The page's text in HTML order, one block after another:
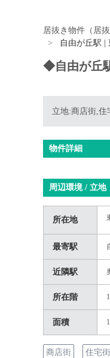
居抜き物件（居
自由が丘駅 |
◆自由が丘
立地:商店街,住
物件詳細
周辺環境 / 立地
所在地
最寄駅
近隣駅
所在階
面積
商店街 住宅街